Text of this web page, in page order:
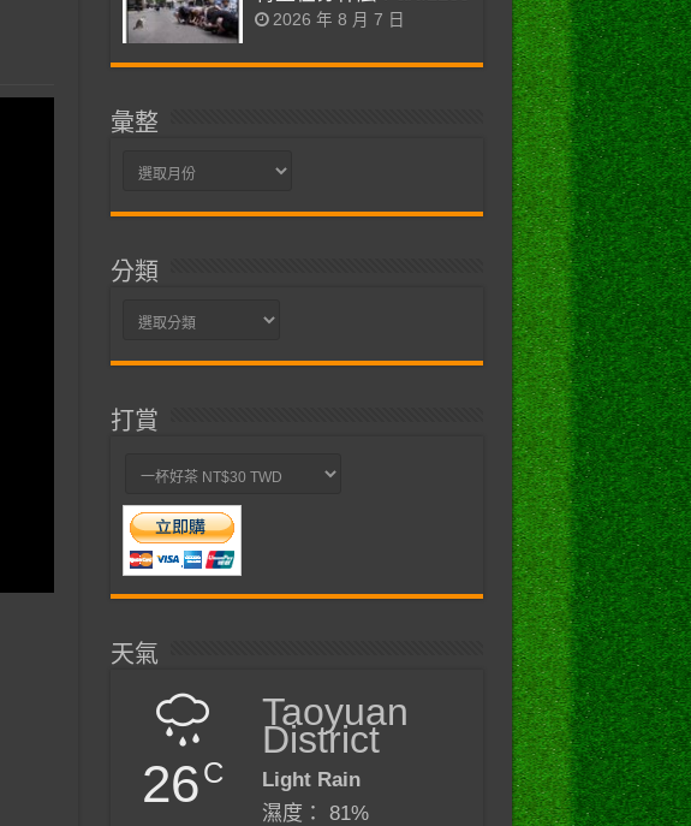
2026 年 8 月 7 日
彙整
彙
分類
分
打賞
天氣
26C
Taoyuan
District
Light Rain
濕度： 81%